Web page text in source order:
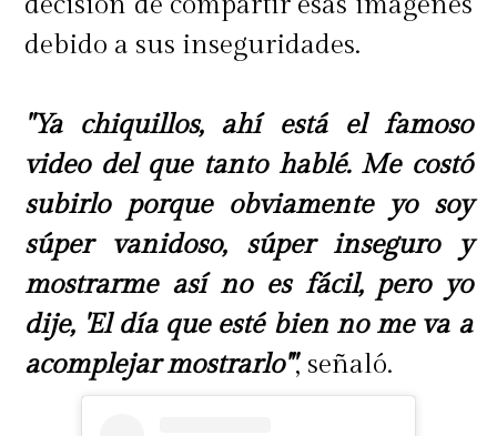
debido a sus inseguridades.
"Ya chiquillos, ahí está el famoso
video del que tanto hablé. Me costó
subirlo porque obviamente yo soy
súper vanidoso, súper inseguro y
mostrarme así no es fácil, pero yo
dije, 'El día que esté bien no me va a
acomplejar mostrarlo'", señaló.